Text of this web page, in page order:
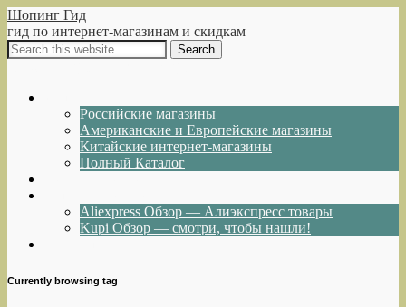
Шопинг Гид
гид по интернет-магазинам и скидкам
Российские магазины
Американские и Европейские магазины
Китайские интернет-магазины
Полный Каталог
Aliexpress Обзор — Алиэкспресс товары
Kupi Обзор — смотри, чтобы нашли!
Currently browsing tag